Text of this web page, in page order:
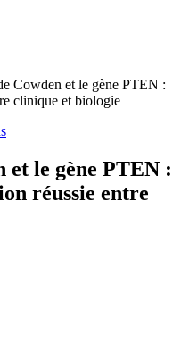
Cowden et le gène PTEN :
clinique et biologie
et le gène PTEN :
réussie entre